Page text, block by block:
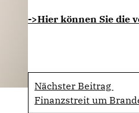
->Hier können Sie die
Nächster Beitrag
Finanzstreit um